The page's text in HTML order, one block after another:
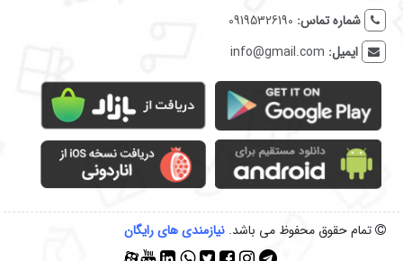
شماره تماس: 09195326190
ایمیل: info@gmail.com
تمام حقوق محفوظ می باشد.نیازمندی‌ های رایگان